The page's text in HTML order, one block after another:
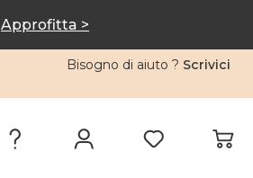
Approfitta >
Bisogno di aiuto ? Scrivici